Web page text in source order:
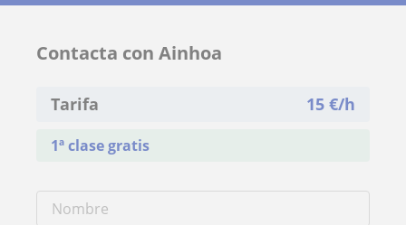
Contacta con Ainhoa
Tarifa 15 €/h
1ª clase gratis